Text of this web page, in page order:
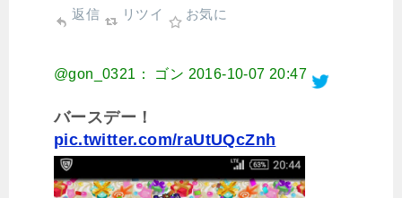
返信 リツイ お気に
@gon_0321： ゴン 2016-10-07 20:47
バースデー！
pic.twitter.com/raUtUQcZnh